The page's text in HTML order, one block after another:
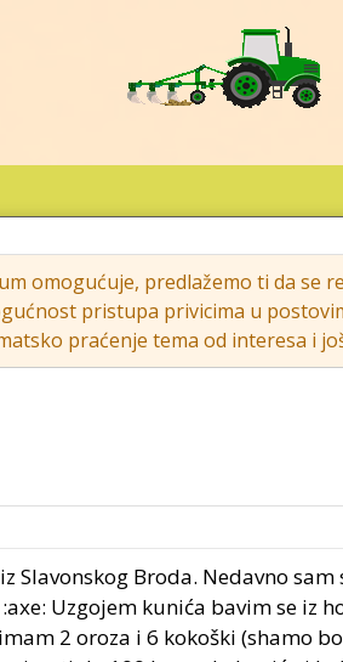
omogućuje, predlažemo ti da se
pristupa privicima u
praćenje tema od interesa i
Slavonskog Broda. Nedavno sam
:axe: Uzgojem kunića bavim se iz
2 oroza i 6 kokoški (shamo